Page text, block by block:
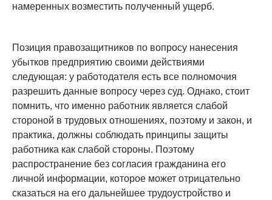
намеренных возместить полученный ущерб.
Позиция правозащитников по вопросу нанесения
убытков предприятию своими действиями
следующая: у работодателя есть все полномочия
разрешить данные вопросу через суд. Однако, стоит
помнить, что именно работник является слабой
стороной в трудовых отношениях, поэтому и закон, и
практика, должны соблюдать принципы защиты
работника как слабой стороны. Поэтому
распространение без согласия гражданина его
личной информации, которое может отрицательно
сказаться на его дальнейшее трудоустройство и